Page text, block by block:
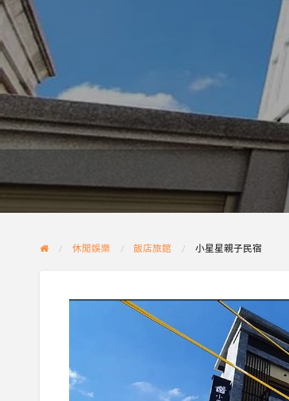
休閒娛樂 飯店旅館 小星星親子民宿